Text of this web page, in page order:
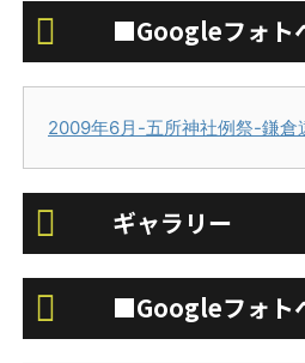
■Googleフォト
2009年6月-五所神社例祭-鎌倉
ギャラリー
■Googleフォト